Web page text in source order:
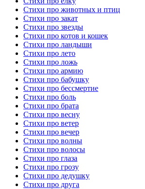
Стихи про животных и птиц
Стихи про закат
Стихи про звезды
Стихи про котов и кошек
Стихи про ландыши
Стихи про лето
Стихи про ложь
Стихи про армию
Стихи про бабушку
Стихи про бессмертие
Стихи про боль
Стихи про брата
Стихи про весну
Стихи про ветер
Стихи про вечер
Стихи про волны
Стихи про волосы
Стихи про глаза
Стихи про грозу
Стихи про дедушку
Стихи про друга